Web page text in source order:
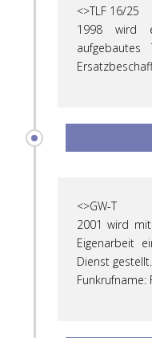
<>TLF 16/25
1998 wird
aufgebautes
<>GW-T
2001 wird
Eigenarbeit
Dienst gestellt.
Funkrufname: